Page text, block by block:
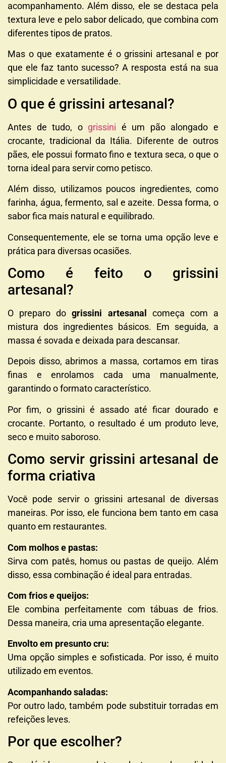
acompanhamento. Além disso, ele se destaca pela
textura leve e pelo sabor delicado, que combina com
diferentes tipos de pratos.
Mas o que exatamente é o grissini artesanal e por
que ele faz tanto sucesso? A resposta está na sua
simplicidade e versatilidade.
O que é grissini artesanal?
Antes de tudo, o grissini é um pão alongado e
crocante, tradicional da Itália. Diferente de outros
pães, ele possui formato fino e textura seca, o que o
torna ideal para servir como petisco.
Além disso, utilizamos poucos ingredientes, como
farinha, água, fermento, sal e azeite. Dessa forma, o
sabor fica mais natural e equilibrado.
Consequentemente, ele se torna uma opção leve e
prática para diversas ocasiões.
Como é feito o grissini
artesanal?
O preparo dogrissini artesanal
começa com a
mistura dos ingredientes básicos. Em seguida, a
massa é sovada e deixada para descansar.
Depois disso, abrimos a massa, cortamos em tiras
finas e enrolamos cada uma manualmente,
garantindo o formato característico.
Por fim, o grissini é assado até ficar dourado e
crocante. Portanto, o resultado é um produto leve,
seco e muito saboroso.
Como servir grissini artesanal de
forma criativa
Você pode servir o grissini artesanal de diversas
maneiras. Por isso, ele funciona bem tanto em casa
quanto em restaurantes.
Com molhos e pastas:
Sirva com patês, homus ou pastas de queijo. Além
disso, essa combinação é ideal para entradas.
Com frios e queijos:
Ele combina perfeitamente com tábuas de frios.
Dessa maneira, cria uma apresentação elegante.
Envolto em presunto cru:
Uma opção simples e sofisticada. Por isso, é muito
utilizado em eventos.
Acompanhando saladas:
Por outro lado, também pode substituir torradas em
refeições leves.
Por que escolher?